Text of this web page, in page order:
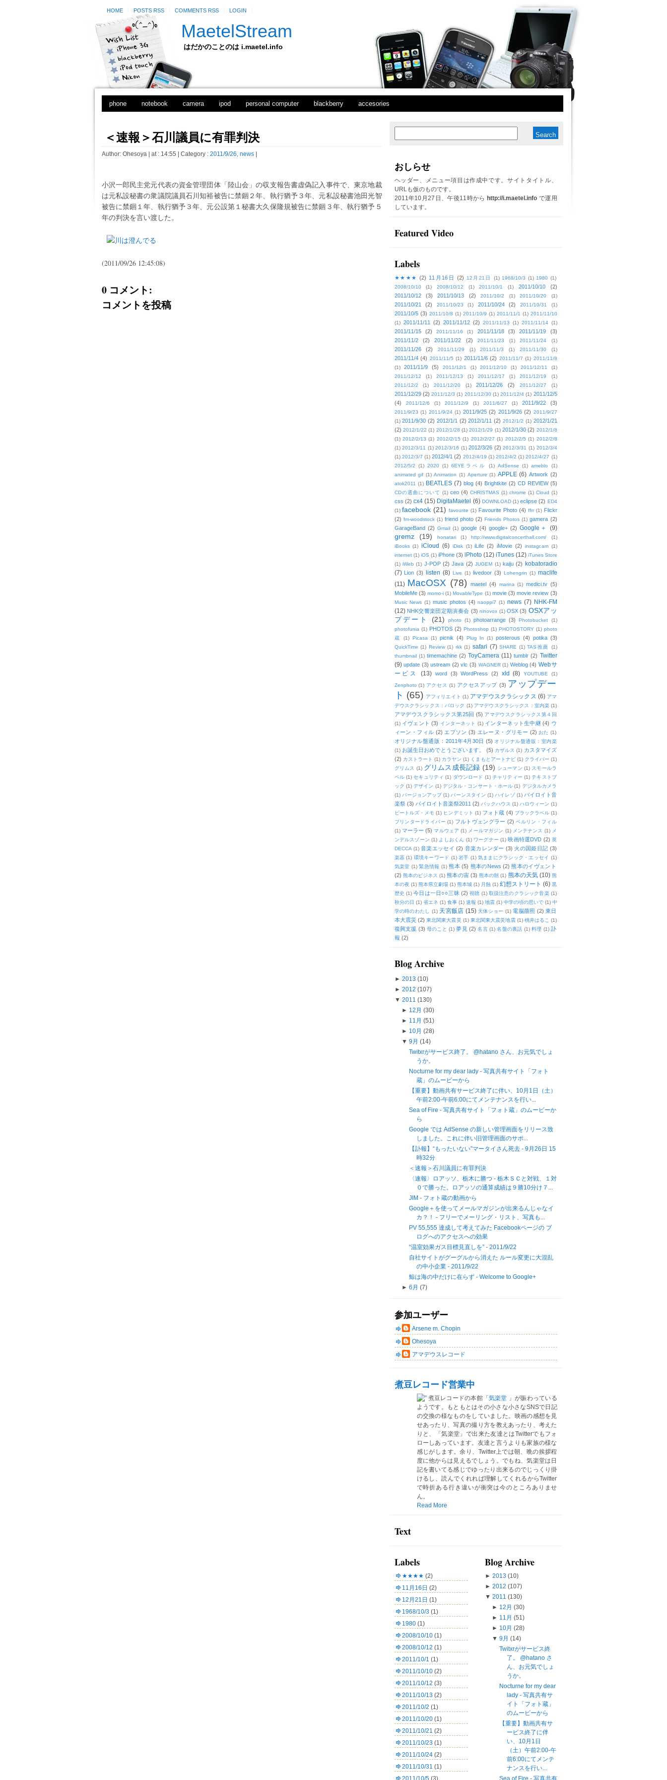
HOME POSTS RSS COMMENTS RSS LOGIN
MaetelStream
はだかのことのは i.maetel.info
phone notebook camera ipod personal computer blackberry accesories
＜速報＞石川議員に有罪判決
Author: Ohesoya| at : 14:55 | Category : 2011/9/26, news
小沢一郎民主党元代表の資金管理団体「陸山会」の収支報告書虚偽記入事件で、東京地裁
は元私設秘書の衆議院議員石川知裕被告に禁錮２年、執行猶予３年、元私設秘書池田光智
被告に禁錮１年、執行猶予３年、元公設第１秘書大久保隆規被告に禁錮３年、執行猶予５
年の判決を言い渡した。
(2011/09/26 12:45:08)
0 コメント:
コメントを投稿
投
稿
おしらせ
ヘッダー、メニュー項目は作成中です。サイトタイトル、
URLも仮のものです。
2011年10月27日、午後11時から http://i.maetel.info で運用
しています。
Featured Video
Labels
★★★★ (2) 11月16日 (2) 12月21日 (1) 1968/10/3 (1) 1980 (1)
2008/10/10
(1) 2008/10/12 (1) 2011/10/1 (1) 2011/10/10
(2)
2011/10/12
(3) 2011/10/13 (2) 2011/10/2 (1) 2011/10/20 (1)
2011/10/21 (2) 2011/10/23 (1) 2011/10/24 (2) 2011/10/31 (1)
2011/10/5 (3) 2011/10/8 (1) 2011/10/9 (1) 2011/11/1 (1) 2011/11/10
(1) 2011/11/11 (2) 2011/11/12 (2) 2011/11/13 (1) 2011/11/14 (1)
2011/11/15 (2) 2011/11/16 (1) 2011/11/18 (3) 2011/11/19
(3)
2011/11/2
(2) 2011/11/22 (2) 2011/11/23 (1) 2011/11/24 (1)
2011/11/26 (2) 2011/11/29 (1) 2011/11/3 (1) 2011/11/30 (1)
2011/11/4 (4) 2011/11/5 (1) 2011/11/6 (2) 2011/11/7 (1) 2011/11/8
(1)
2011/11/9 (5) 2011/12/1 (1) 2011/12/10 (1) 2011/12/11
(1)
2011/12/12
(1) 2011/12/13 (1) 2011/12/17 (1) 2011/12/19
(1)
2011/12/2
(1) 2011/12/20 (1) 2011/12/26 (2) 2011/12/27 (1)
2011/12/29 (2) 2011/12/3 (1) 2011/12/30 (1) 2011/12/4 (1) 2011/12/5
(4)
2011/12/6 (1) 2011/12/9 (1) 2011/6/27 (1) 2011/9/22 (3)
2011/9/23 (1) 2011/9/24 (1) 2011/9/25 (2) 2011/9/26 (2) 2011/9/27
(1) 2011/9/30 (2) 2012/1/1 (2) 2012/1/11 (2) 2012/1/2 (1) 2012/1/21
(2) 2012/1/22 (1) 2012/1/28 (1) 2012/1/29 (1) 2012/1/30 (2) 2012/1/8
(1) 2012/2/13 (1) 2012/2/15 (1) 2012/2/27 (1) 2012/2/5 (1) 2012/2/8
(1) 2012/3/11 (1) 2012/3/16 (1) 2012/3/26 (2) 2012/3/31 (1) 2012/3/4
(1) 2012/3/7 (1) 2012/4/1 (2) 2012/4/19 (1) 2012/4/2 (1) 2012/4/27 (1)
2012/5/2
(1) 2020 (1) 6EYEラベル (1) AdSense (1) ameblo
(1)
animated gif (1) Animation (1) Aperture (1) APPLE (6) Artwork (2)
atok2011 (1) BEATLES (7) blog (4) Brightkite (2) CD REVIEW (5)
CDの選曲について (1) ceo (4) CHRISTMAS (1) chrome (1) Cloud (1)
css (2) cx4 (15) DigitaMaetel (6) DOWNLOAD (1) eclipse (2) ED4
(1) facebook (21) favourite (1) Favourite Photo (4) ffrr (1) Flickr
(2) fm-woodstock (1) friend photo (2) Friends Photos (1) gamera (2)
GarageBand (2) Gmail (1) google (4) google+ (2) Google＋ (9)
gremz (19) honatari (1) http://www.digitalconcerthall.com/
(1)
iBooks (1) iCloud (6) iDisk (1) iLife (2) iMovie (2) instagr.am (1)
internet (1) iOS (1) iPhone (3) iPhoto (12) iTunes (12) iTunes Store
(1) iWeb (1) J-POP (2) Java (2) JUGEM (1) kaiju (2)
kobatoradio
(7) Lion (3) listen (8) Live (1) livedoor (3) Lohengrin (1) maclife
(11) MacOSX (78) maetel (4) marina (1) medici.tv (5)
MobileMe (3) momo-i (1) MovableType (1) movie (3) movie review (3)
Music News (1) music photos (4) naoppi7 (1) news (7) NHK-FM
(12) NHK交響楽団定期演奏会 (3) ninovox (1) OSX (3) OSXアッ
プデート
(21) photo (1) photoarrange (3) Photobucket
(1)
photofunia (1) PHOTOS (2) Photoshop (1) PHOTOSTORY (1) photo
蔵
(1) Picasa (1) picnik (4) Plug In (1) posterous (4) potika (3)
QuickTime (1) Review (1) rkk (1) safari (7) SHARE (1) TAS推薦
(1)
thumbnail (1) timemachine (2) ToyCamera (11) tumblr (2) Twitter
(9) update (3) ustream (2) vlc (3) WAGNER (1) Weblog (4) Webサ
ービス
(13) word (3) WordPress (2) xld (8) YOUTUBE (1)
Zenphoto (1) アクセス (1) アクセスアップ (3) アップデー
ト (65) アフィリエイト (1) アマデウスクラシックス (6) アマ
デウスクラシックス：バロック (1) アマデウスクラシックス：室内楽 (1)
アマデウスクラシックス第25回 (5) アマデウスクラシックス第４回
(1) イヴェント (3) インターネット (1) インターネット生中継 (4) ウ
ィーン・フィル (2) エプソン (3) エレーヌ・グリモー (2) おた (1)
オリジナル盤通販：2011年4月30日 (5) オリジナル盤通販：室内楽
(1) お誕生日おめでとうございます。 (5) カザルス (1) カスタマイズ
(2) カストラート (1) カラヤン (1) くまもとアートナビ (1) クライバー (1)
グリムス (1) グリムス成長記録 (19) シューマン (1) スモールラ
ベル (1) セキュリティ (1) ダウンロード (1) チャリティー (1) テキストブ
ック (1) デザイン (1) デジタル・コンサート・ホール (1) デジタルカメラ
(1) バージョンアップ (1) バーンスタイン (1) ハイレゾ (1) バイロイト音
楽祭 (3) バイロイト音楽祭2011 (2) バックハウス (1) ハロウィーン (1)
ビートルズ・メモ (1) ヒンデミット (1) フォト蔵 (4) ブラックラベル (1)
プリンタードライバー (1) フルトヴェングラー (2) ベルリン・フィル
(1) マーラー (5) マルウェア (1) メールマガジン (1) メンテナンス (1) メ
ンデルスゾーン (1) よしおくん (1) ワーグナー (1) 映画特選DVD (2) 英
DECCA (1) 音楽エッセイ (2) 音楽カレンダー (3) 火の国姫日記 (3)
楽器 (1) 環境キーワード (1) 岩手 (1) 気ままにクラシック・エッセイ (1)
気楽堂 (1) 緊急情報 (1) 熊本 (5) 熊本のNews (2) 熊本のイヴェント
(2) 熊本のビジネス (1) 熊本の宙 (3) 熊本の朝 (1) 熊本の天気 (10) 熊
本の夜 (1) 熊本県立劇場 (1) 熊本城 (1) 月蝕 (1) 幻想ストリート (6) 黒
歴史 (1) 今日は一日○○三昧 (2) 視聴 (1) 取扱注意のクラシック音楽 (1)
秋分の日 (1) 省エネ (1) 食事 (1) 速報 (1) 地震 (1) 中学の頃の思いで (1) 中
学の時のわたし
(1) 天宮飯店 (15) 天体ショー (1) 電脳萠照 (2) 東日
本大震災 (2) 東北関東大震災 (1) 東北関東大震災地震 (1) 桃井はるこ (1)
復興支援 (3) 母のこと (1) 夢見 (2) 名言 (1) 名盤の裏話 (1) 料理 (1) 訃
報 (2)
Blog Archive
► 2013 (10)
► 2012 (107)
▼ 2011 (130)
► 12月 (30)
► 11月 (51)
► 10月 (28)
▼ 9月 (14)
Twitxrがサービス終了。 @hatano さん、お元気でしょ
うか。
Nocturne for my dear lady - 写真共有サイト「フォト
蔵」のムービーから
【重要】動画共有サービス終了に伴い、10月1日（土）
午前2:00-午前6:00にてメンテナンスを行い...
Sea of Fire - 写真共有サイト「フォト蔵」のムービーか
ら
Google では AdSense の新しい管理画面をリリース致
しました。これに伴い旧管理画面のサポ...
【訃報】“もったいない”マータイさん死去 - 9月26日 15
時32分
＜速報＞石川議員に有罪判決
〈速報〉ロアッソ、栃木に勝つ - 栃木ＳＣと対戦、１対
０で勝った。ロアッソの通算成績は９勝10分け７...
JIM - フォト蔵の動画から
Google＋を使ってメールマガジンが出来るんじゃなイ
カ？！ - フリーでメーリング・リスト、写真も...
PV 55,555 達成して考えてみた Facebookページの ブ
ログへのアクセスへの効果
“温室効果ガス目標見直しを” - 2011/9/22
自社サイトがグーグルから消えた ルール変更に大混乱
の中小企業 - 2011/9/22
鯨は海の中だけに在らず - Welcome to Google+
► 6月 (7)
参加ユーザー
Arsene m. Chopin
Ohesoya
アマデウスレコード
煮豆レコード営業中
煮豆レコードの本館「 気楽堂 」が賑わっている
ようです。もともとはその小さな小さなSNSで日記
の交換の様なものをしていました。映画の感想を見
せあったり、写真の撮り方を教えあったり、考えた
りと、「気楽堂」で出来た友達とはTwitterでもフォ
ローしあっています。友達と言うよりも家族の様な
感じがします。余り、Twitter上では朝、晩の挨拶程
度に他からは見えるでしょう。でもね、気楽堂は日
記を書いてる感じでゆったり出来るのでじっくり掛
けるし、読んでくれれば理解してくれるからTwitter
で時折ある行き違いが衝突は今のところありませ
ん。
Read More
Text
Labels
★★★★ (2)
11月16日 (2)
12月21日 (1)
1968/10/3 (1)
1980 (1)
2008/10/10 (1)
2008/10/12 (1)
2011/10/1 (1)
2011/10/10 (2)
2011/10/12 (3)
2011/10/13 (2)
2011/10/2 (1)
2011/10/20 (1)
2011/10/21 (2)
2011/10/23 (1)
2011/10/24 (2)
2011/10/31 (1)
2011/10/5 (3)
Blog Archive
► 2013 (10)
► 2012 (107)
▼ 2011 (130)
► 12月 (30)
► 11月 (51)
► 10月 (28)
▼ 9月 (14)
Twitxrがサービス終
了。 @hatano さ
ん、お元気でしょ
うか。
Nocturne for my dear
lady - 写真共有サ
イト「フォト蔵」
のムービーから
【重要】動画共有サ
ービス終了に伴
い、10月1日
（土）午前2:00-午
前6:00にてメンテ
ナンスを行い...
Sea of Fire - 写真共有